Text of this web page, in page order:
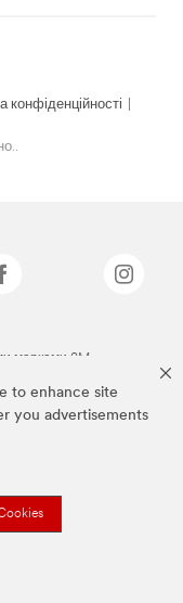
to enhance site
you advertisements
конфіденційності
марками 3M.